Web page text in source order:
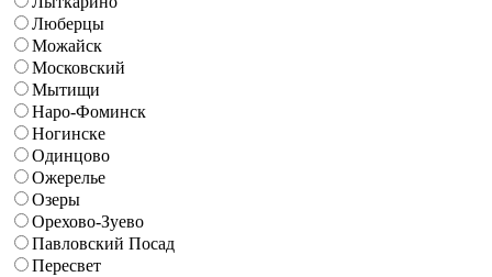
Люберцы
Можайск
Московский
Мытищи
Наро-Фоминск
Ногинске
Одинцово
Ожерелье
Озеры
Орехово-Зуево
Павловский Посад
Пересвет